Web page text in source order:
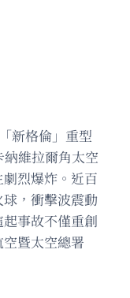
新格倫」重型
維拉爾角太空
烈爆炸。近百
，衝擊波震動
事故不僅重創
暨太空總署